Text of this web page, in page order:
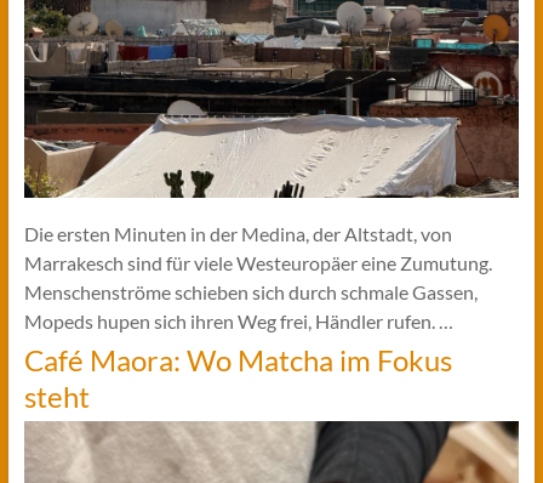
Die ersten Minuten in der Medina, der Altstadt, von
Marrakesch sind für viele Westeuropäer eine Zumutung.
Menschenströme schieben sich durch schmale Gassen,
Mopeds hupen sich ihren Weg frei, Händler rufen. …
Café Maora: Wo Matcha im Fokus
steht